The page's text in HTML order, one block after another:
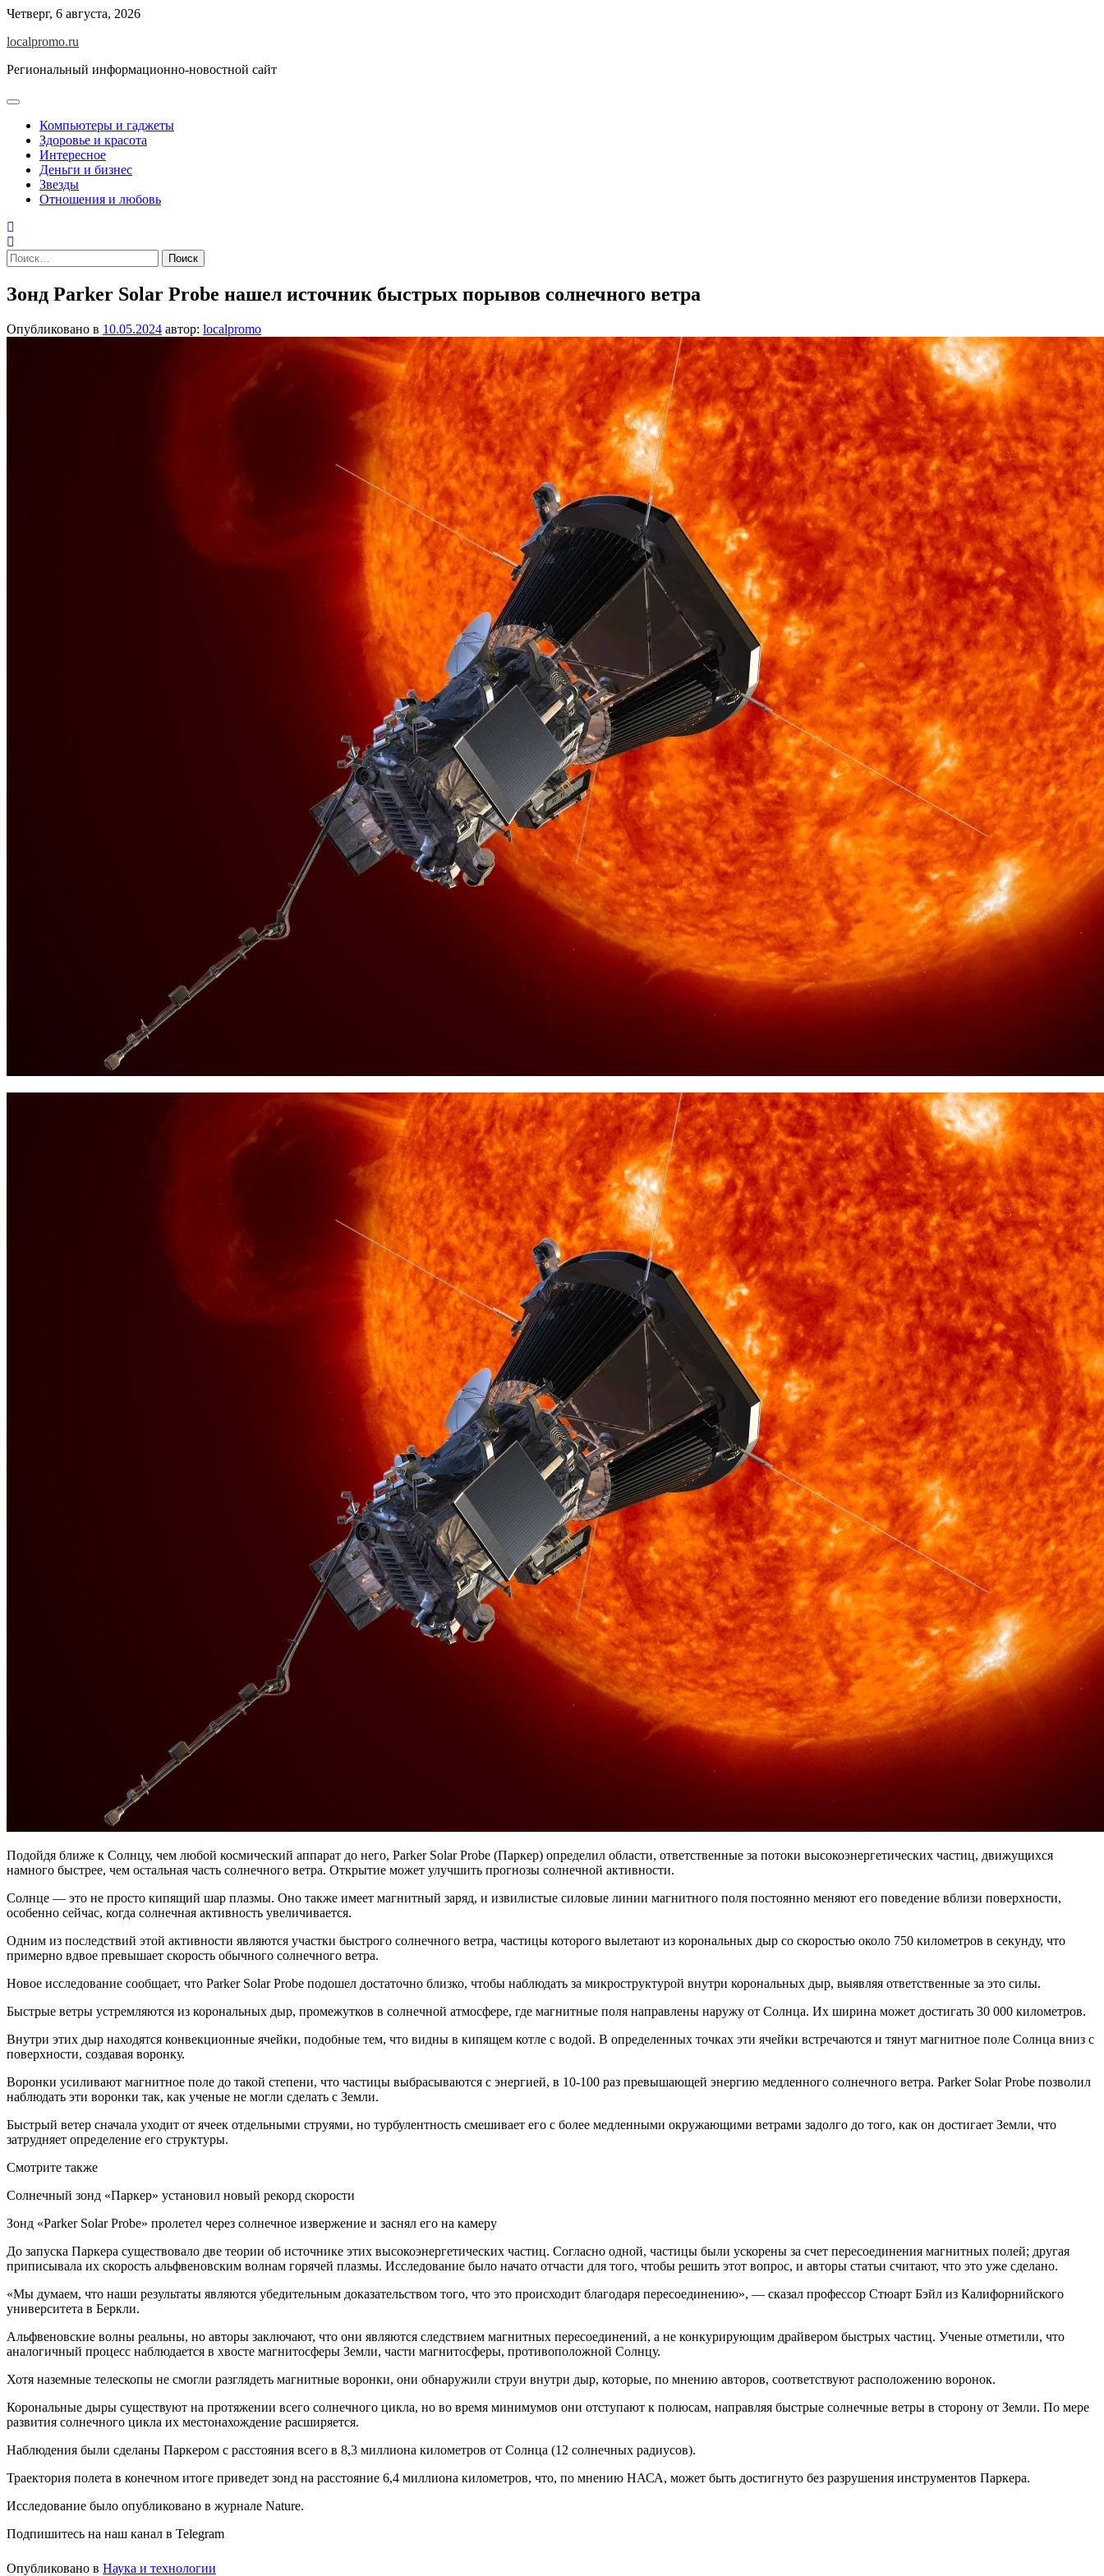
Перейти
содержимому
Четверг, 6 августа, 2026
localpromo.ru
Региональный информационно-новостной сайт
Компьютеры и гаджеты
Здоровье и красота
Интересное
Деньги и бизнес
Звезды
Отношения и любовь
Найти:
Зонд Parker Solar Probe нашел источник быстрых порывов солнечного ветра
Опубликовано в 10.05.2024 автор: localpromo
Подойдя ближе к Солнцу, чем любой космический аппарат до него, Parker Solar Probe (Паркер) определил области, ответственные за потоки высокоэнергетических частиц, движущихся
намного быстрее, чем остальная часть солнечного ветра. Открытие может улучшить прогнозы солнечной активности.
Солнце — это не просто кипящий шар плазмы. Оно также имеет магнитный заряд, и извилистые силовые линии магнитного поля постоянно меняют его поведение вблизи поверхности,
особенно сейчас, когда солнечная активность увеличивается.
Одним из последствий этой активности являются участки быстрого солнечного ветра, частицы которого вылетают из корональных дыр со скоростью около 750 километров в секунду, что
примерно вдвое превышает скорость обычного солнечного ветра.
Новое исследование сообщает, что Parker Solar Probe подошел достаточно близко, чтобы наблюдать за микроструктурой внутри корональных дыр, выявляя ответственные за это силы.
Быстрые ветры устремляются из корональных дыр, промежутков в солнечной атмосфере, где магнитные поля направлены наружу от Солнца. Их ширина может достигать 30 000 километров.
Внутри этих дыр находятся конвекционные ячейки, подобные тем, что видны в кипящем котле с водой. В определенных точках эти ячейки встречаются и тянут магнитное поле Солнца вниз с
поверхности, создавая воронку.
Воронки усиливают магнитное поле до такой степени, что частицы выбрасываются с энергией, в 10-100 раз превышающей энергию медленного солнечного ветра. Parker Solar Probe позволил
наблюдать эти воронки так, как ученые не могли сделать с Земли.
Быстрый ветер сначала уходит от ячеек отдельными струями, но турбулентность смешивает его с более медленными окружающими ветрами задолго до того, как он достигает Земли, что
затрудняет определение его структуры.
Смотрите также
Солнечный зонд «Паркер» установил новый рекорд скорости
Зонд «Parker Solar Probe» пролетел через солнечное извержение и заснял его на камеру
До запуска Паркера существовало две теории об источнике этих высокоэнергетических частиц. Согласно одной, частицы были ускорены за счет пересоединения магнитных полей; другая
приписывала их скорость альфвеновским волнам горячей плазмы. Исследование было начато отчасти для того, чтобы решить этот вопрос, и авторы статьи считают, что это уже сделано.
«Мы думаем, что наши результаты являются убедительным доказательством того, что это происходит благодаря пересоединению», — сказал профессор Стюарт Бэйл из Калифорнийского
университета в Беркли.
Альфвеновские волны реальны, но авторы заключают, что они являются следствием магнитных пересоединений, а не конкурирующим драйвером быстрых частиц. Ученые отметили, что
аналогичный процесс наблюдается в хвосте магнитосферы Земли, части магнитосферы, противоположной Солнцу.
Хотя наземные телескопы не смогли разглядеть магнитные воронки, они обнаружили струи внутри дыр, которые, по мнению авторов, соответствуют расположению воронок.
Корональные дыры существуют на протяжении всего солнечного цикла, но во время минимумов они отступают к полюсам, направляя быстрые солнечные ветры в сторону от Земли. По мере
развития солнечного цикла их местонахождение расширяется.
Наблюдения были сделаны Паркером с расстояния всего в 8,3 миллиона километров от Солнца (12 солнечных радиусов).
Траектория полета в конечном итоге приведет зонд на расстояние 6,4 миллиона километров, что, по мнению НАСА, может быть достигнуто без разрушения инструментов Паркера.
Исследование было опубликовано в журнале Nature.
Подпишитесь на наш канал в Telegram
Опубликовано в Наука и технологии